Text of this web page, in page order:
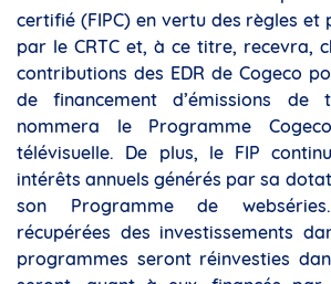
certifié (FIPC) en vertu des règles et
par le CRTC et, à ce titre, recevra,
contributions des EDR de Cogeco
de financement d’émissions de
nommera le Programme
télévisuelle. De plus, le FIP
intérêts annuels générés par sa
son Programme de
récupérées des investissements
programmes seront réinvesties